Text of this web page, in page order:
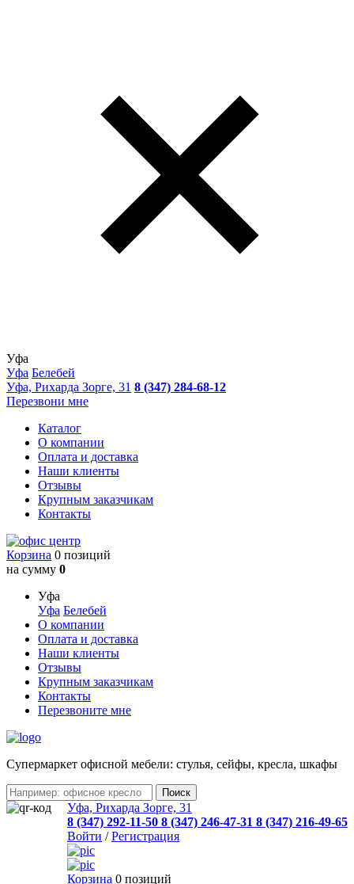
Уфа
Уфа Белебей
Уфа, Рихарда Зорге, 31 8 (347) 284-68-12
Перезвони мне
Каталог
О компании
Оплата и доставка
Наши клиенты
Отзывы
Крупным заказчикам
Контакты
Корзина 0 позиций
на сумму 0
Уфа
Уфа Белебей
О компании
Оплата и доставка
Наши клиенты
Отзывы
Крупным заказчикам
Контакты
Перезвоните мне
Cупермаркет офисной мебели: стулья, сейфы, кресла, шкафы
Уфа, Рихарда Зорге, 31
8 (347) 292-11-50 8 (347) 246-47-31 8 (347) 216-49-65
Войти /Регистрация
Корзина 0 позиций